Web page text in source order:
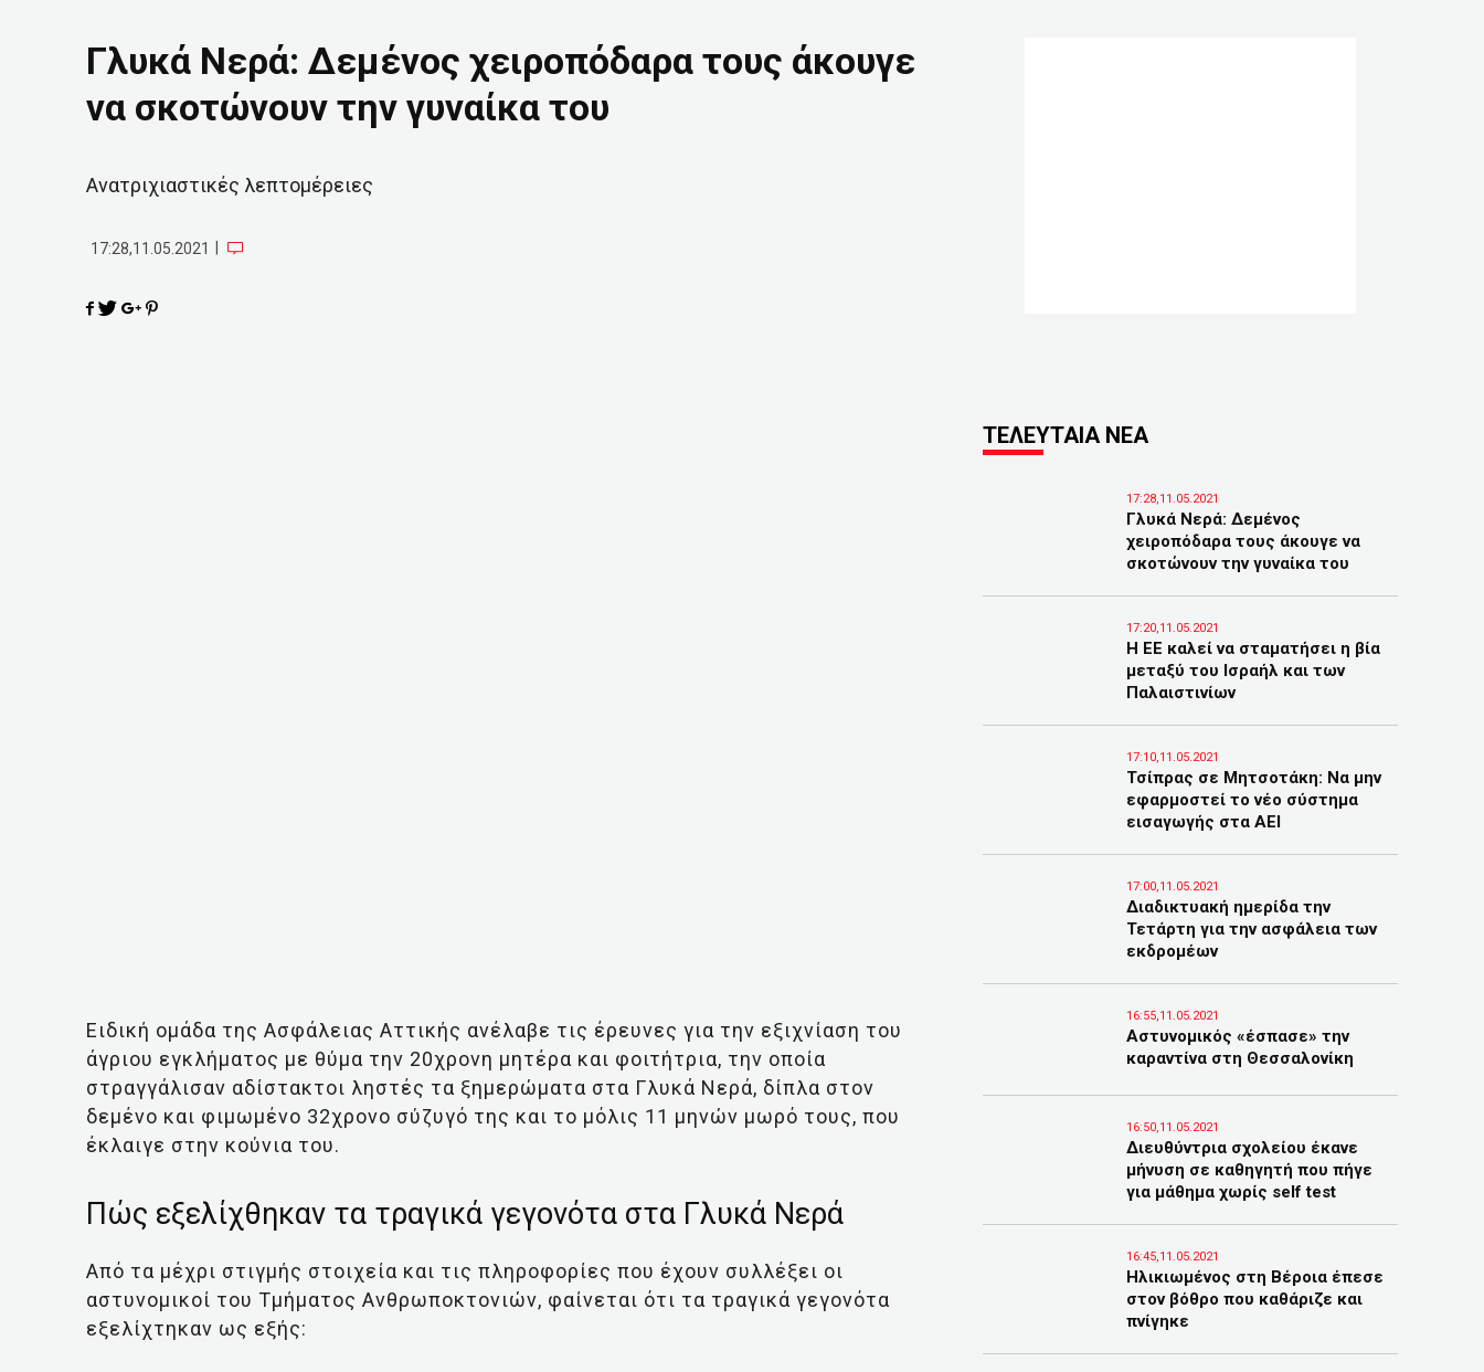
Γλυκά Νερά: Δεμένος χειροπόδαρα τους άκουγε
να σκοτώνουν την γυναίκα του
Ανατριχιαστικές λεπτομέρειες
17:28,11.05.2021
Ειδική ομάδα της Ασφάλειας Αττικής ανέλαβε τις έρευνες για την εξιχνίαση του
άγριου εγκλήματος με θύμα την 20χρονη μητέρα και φοιτήτρια, την οποία
στραγγάλισαν αδίστακτοι ληστές τα ξημερώματα στα Γλυκά Νερά, δίπλα στον
δεμένο και φιμωμένο 32χρονο σύζυγό της και το μόλις 11 μηνών μωρό τους, που
έκλαιγε στην κούνια του.
Πώς εξελίχθηκαν τα τραγικά γεγονότα στα Γλυκά Νερά
Από τα μέχρι στιγμής στοιχεία και τις πληροφορίες που έχουν συλλέξει οι
αστυνομικοί του Τμήματος Ανθρωποκτονιών, φαίνεται ότι τα τραγικά γεγονότα
εξελίχτηκαν ως εξής:
ΤΕΛΕΥΤΑΙΑ ΝΕΑ
17:28,11.05.2021
Γλυκά Νερά: Δεμένος
χειροπόδαρα τους άκουγε να
σκοτώνουν την γυναίκα του
17:20,11.05.2021
Η ΕΕ καλεί να σταματήσει η βία
μεταξύ του Ισραήλ και των
Παλαιστινίων
17:10,11.05.2021
Τσίπρας σε Μητσοτάκη: Να μην
εφαρμοστεί το νέο σύστημα
εισαγωγής στα ΑΕΙ
17:00,11.05.2021
Διαδικτυακή ημερίδα την
Τετάρτη για την ασφάλεια των
εκδρομέων
16:55,11.05.2021
Αστυνομικός «έσπασε» την
καραντίνα στη Θεσσαλονίκη
16:50,11.05.2021
Διευθύντρια σχολείου έκανε
μήνυση σε καθηγητή που πήγε
για μάθημα χωρίς self test
16:45,11.05.2021
Ηλικιωμένος στη Βέροια έπεσε
στον βόθρο που καθάριζε και
πνίγηκε